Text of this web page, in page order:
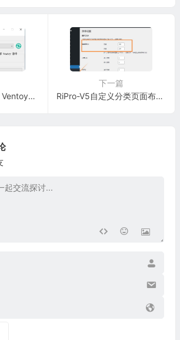
Windows 系统安装 Ventoy教程
下一篇
RiPro-V5自定义分类页面布局风格和缩略图比例以及裁剪模式